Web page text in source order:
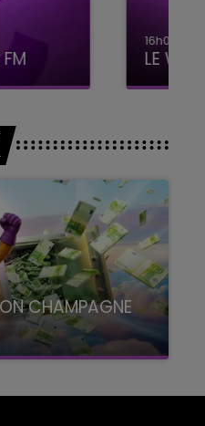
FM
CHAMPAGNE
FM, à 8H10